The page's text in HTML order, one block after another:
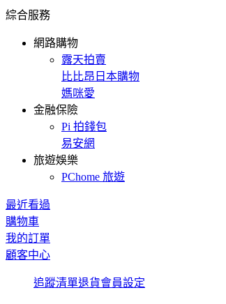
綜合服務
網路購物
露天拍賣
比比昂日本購物
媽咪愛
金融保險
Pi 拍錢包
易安網
旅遊娛樂
PChome 旅遊
最近看過
購物車
我的訂單
顧客中心
追蹤清單退貨會員設定